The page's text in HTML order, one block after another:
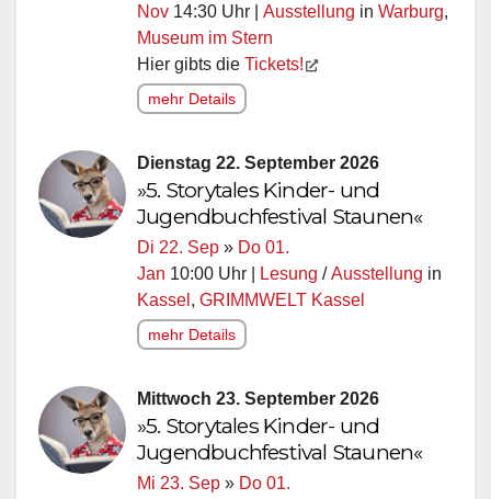
Nov 14:30 Uhr | Ausstellung in Warburg,
Museum im Stern
Hier gibts die Tickets!
mehr Details
Dienstag 22. September 2026
»5. Storytales Kinder- und
Jugendbuchfestival Staunen«
Di 22. Sep » Do 01.
Jan 10:00 Uhr | Lesung /Ausstellung in
Kassel , GRIMMWELT Kassel
mehr Details
Mittwoch 23. September 2026
»5. Storytales Kinder- und
Jugendbuchfestival Staunen«
Mi 23. Sep » Do 01.